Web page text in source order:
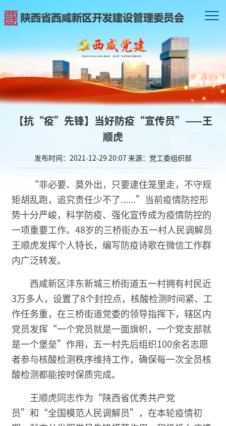
【抗“疫”先锋】当好防疫“宣传员”——王
顺虎
发布时间：2021-12-29 20:07 来源：党工委组织部
“非必要、莫外出，只要逮住笼里走，不守规
矩胡乱跑，追究责任少不了......”当前疫情防控形
势十分严峻，科学防疫、强化宣传成为疫情防控的
一项重要工作。48岁的三桥街办五一村人民调解员
王顺虎发挥个人特长，编写防疫诗歌在微信工作群
内广泛转发。
西咸新区沣东新城三桥街道五一村拥有村民近
3万多人，设置了8个封控点，核酸检测时间紧、工
作任务重，在三桥街道党委的领导指挥下，辖区内
党员发挥“一个党员就是一面旗帜，一个党支部就
是一个堡垒”作用，五一村先后组织100余名志愿
者参与核酸检测秩序维持工作，确保每一次全员核
酸检测都能按时保质完成。
王顺虎同志作为“陕西省优秀共产党
员”和“全国模范人民调解员”，在本轮疫情初